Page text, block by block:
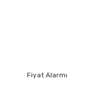
Fiyat Alarmı